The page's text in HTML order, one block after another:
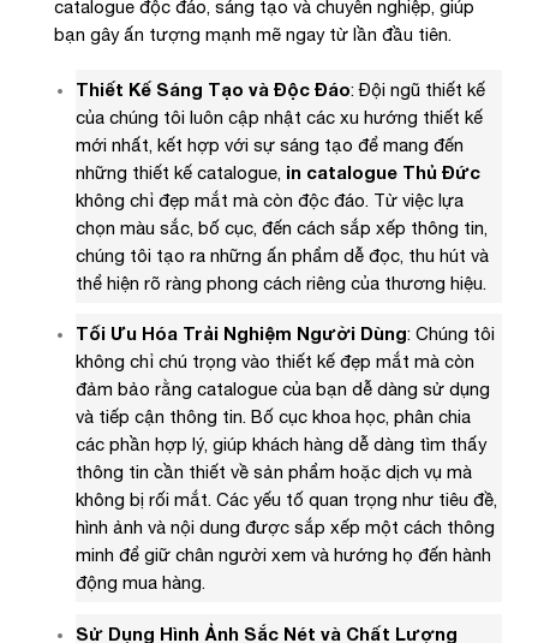
catalogue độc đáo, sáng tạo và chuyên nghiệp, giúp
bạn gây ấn tượng mạnh mẽ ngay từ lần đầu tiên.
Thiết Kế Sáng Tạo và Độc Đáo: Đội ngũ thiết kế
của chúng tôi luôn cập nhật các xu hướng thiết kế
mới nhất, kết hợp với sự sáng tạo để mang đến
những thiết kế catalogue, in catalogue Thủ Đức
không chỉ đẹp mắt mà còn độc đáo. Từ việc lựa
chọn màu sắc, bố cục, đến cách sắp xếp thông tin,
chúng tôi tạo ra những ấn phẩm dễ đọc, thu hút và
thể hiện rõ ràng phong cách riêng của thương hiệu.
Tối Ưu Hóa Trải Nghiệm Người Dùng: Chúng tôi
không chỉ chú trọng vào thiết kế đẹp mắt mà còn
đảm bảo rằng catalogue của bạn dễ dàng sử dụng
và tiếp cận thông tin. Bố cục khoa học, phân chia
các phần hợp lý, giúp khách hàng dễ dàng tìm thấy
thông tin cần thiết về sản phẩm hoặc dịch vụ mà
không bị rối mắt. Các yếu tố quan trọng như tiêu đề,
hình ảnh và nội dung được sắp xếp một cách thông
minh để giữ chân người xem và hướng họ đến hành
động mua hàng.
Sử Dụng Hình Ảnh Sắc Nét và Chất Lượng